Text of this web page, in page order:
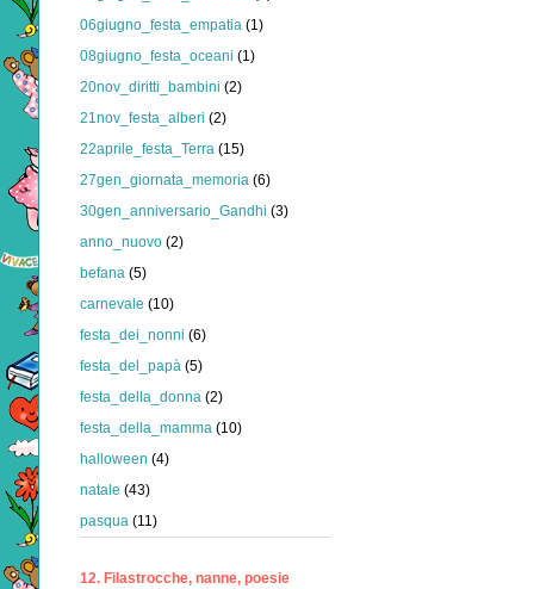
06giugno_festa_empatia (1)
08giugno_festa_oceani (1)
20nov_diritti_bambini (2)
21nov_festa_alberi (2)
22aprile_festa_Terra (15)
27gen_giornata_memoria (6)
30gen_anniversario_Gandhi (3)
anno_nuovo (2)
befana (5)
carnevale (10)
festa_dei_nonni (6)
festa_del_papà (5)
festa_della_donna (2)
festa_della_mamma (10)
halloween (4)
natale (43)
pasqua (11)
12. Filastrocche, nanne, poesie